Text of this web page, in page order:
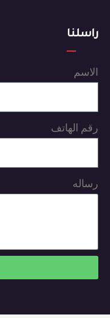
راسلنا
الاسم
رقم الهاتف
رساله